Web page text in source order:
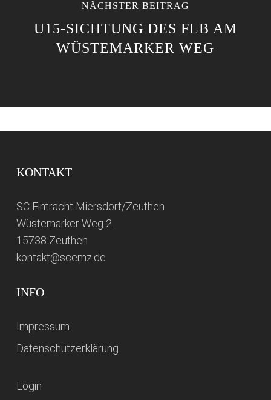
NÄCHSTER BEITRAG
U15-SICHTUNG DES FLB AM
WÜSTEMARKER WEG
KONTAKT
SC Eintracht Miersdorf/Zeuthen
Wüstemarker Weg 2
15738 Zeuthen
kontakt@scemz.de
INFO
Impressum
Datenschutzerklärung
Login